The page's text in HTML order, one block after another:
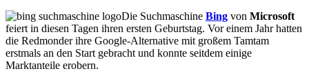
Die Suchmaschine Bing von Microsoft
feiert in diesen Tagen ihren ersten Geburtstag. Vor einem Jahr hatten
die Redmonder ihre Google-Alternative mit großem Tamtam
erstmals an den Start gebracht und konnte seitdem einige
Marktanteile erobern.